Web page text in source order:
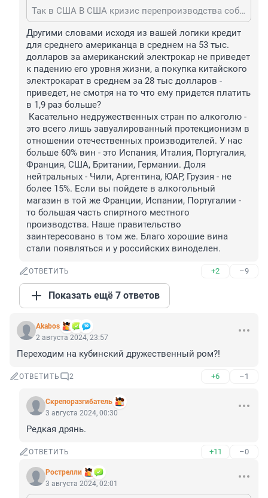
Так в США В США кризис перепроизводства собственных электромобилей. Это достойная продукция высокого качества. В России же основная идея - нагадить "недружественным" с помощью снижения упровня жизни собственных граждан. Вот и вся разница. ) Полнейшая аналогия с обменом политических заложников на преступников.
Другими словами исходя из вашей логики кредит
для среднего американца в среднем на 53 тыс.
долларов за американский электрокар не приведет
к падению его уровня жизни, а покупка китайского
электрокарат в среднем за 28 тыс долларов -
приведет, не смотря на то что ему придется платить
в 1,9 раз больше?
Касательно недружественных стран по алкоголю -
это всего лишь завуалированный протекционизм в
отношении отечественных производителей. У нас
больше 60% вин - это Испания, Италия, Португалия,
Франция, США, Британии, Германии. Доля
нейтральных - Чили, Аргентина, ЮАР, Грузия - не
более 15%. Если вы пойдете в алкогольный
магазин в той же Франции, Испании, Португалии -
то большая часть спиртного местного
производства. Наше правительство
заинтересовано в том же. Благо хорошие вина
стали появляться и у российских виноделен.
ОТВЕТИТЬ +2 –9
Показать ещё 7 ответов
Akabos
2 августа 2024, 23:57
Переходим на кубинский дружественный ром?!
ОТВЕТИТЬ 2 +6 –1
Скрепоразгибатель
3 августа 2024, 00:30
Редкая дрянь.
ОТВЕТИТЬ +11 –0
Рострелли
3 августа 2024, 02:01